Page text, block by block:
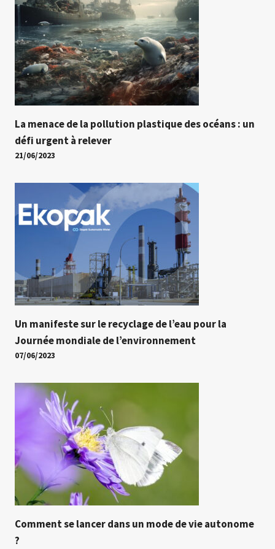
La menace de la pollution plastique des océans : un
défi urgent à relever
21/06/2023
Un manifeste sur le recyclage de l’eau pour la
Journée mondiale de l’environnement
07/06/2023
Comment se lancer dans un mode de vie autonome
?